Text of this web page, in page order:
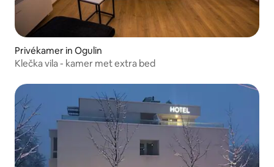
Privékamer in Ogulin
Klečka vila - kamer met extra bed